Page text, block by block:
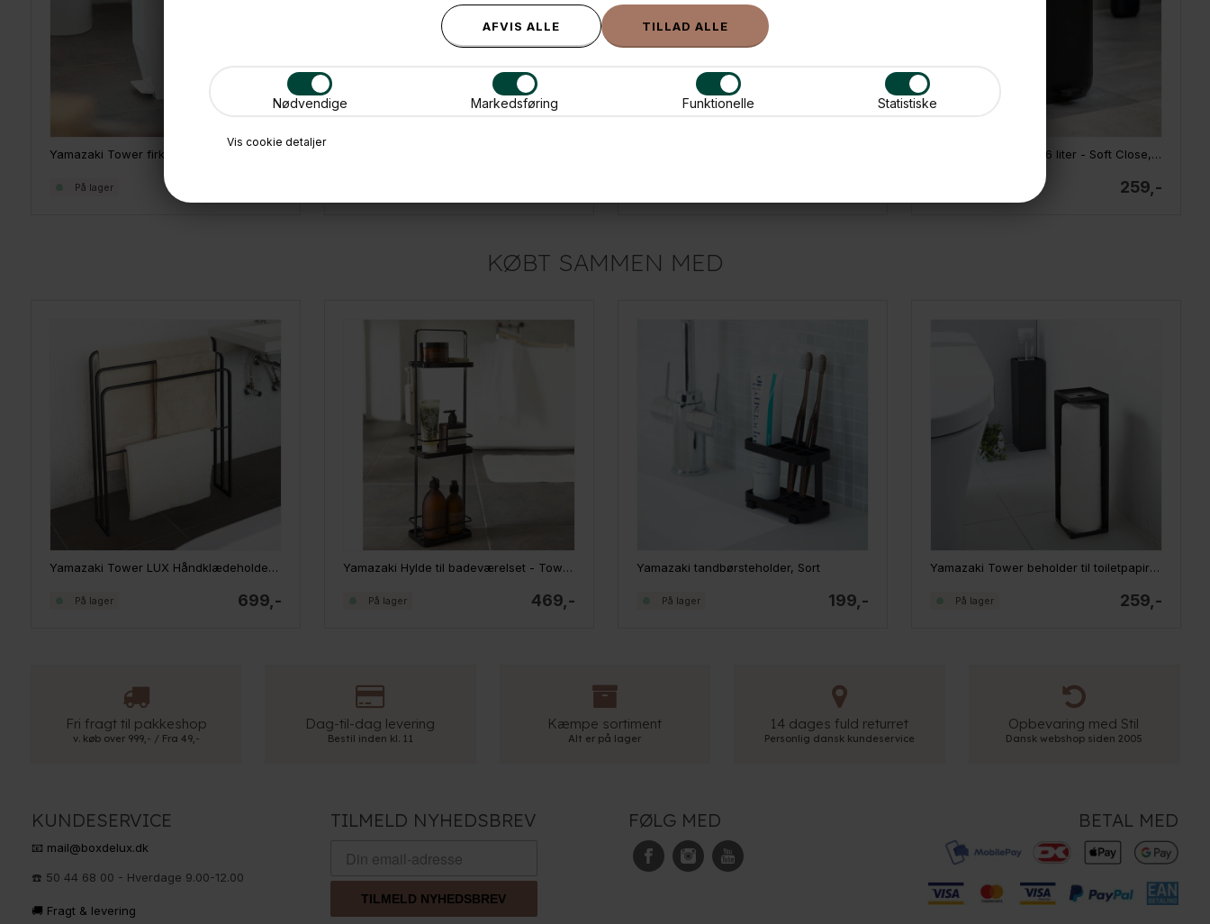
Nødvendige Markedsføring Funktionelle Statistiske
Vis cookie detaljer
På lager
Zeller pedalspand - 6 liter - Soft Close, Sort
259,-
KØBT SAMMEN MED
Yamazaki Tower LUX Håndklædeholder - SORT
699,-
På lager
Yamazaki Hylde til badeværelset - Tower Rack, sort
469,-
På lager
Yamazaki tandbørsteholder, Sort
199,-
På lager
Yamazaki Tower beholder til toiletpapir til hjørnet - Sort
259,-
På lager
Fri fragt til pakkeshop
v. køb over 999,- / Fra 49,-
Dag-til-dag levering
Bestil inden kl. 11
Kæmpe sortiment
Alt er på lager
14 dages fuld returret
Personlig dansk kundeservice
Opbevaring med Stil
Dansk webshop siden 2005
KUNDESERVICE
📧 mail@boxdelux.dk
☎️ 50 44 68 00 - Hverdage 9.00-12.00
🚚 Fragt & levering
TILMELD NYHEDSBREV
TILMELD NYHEDSBREV
FØLG MED BETAL MED